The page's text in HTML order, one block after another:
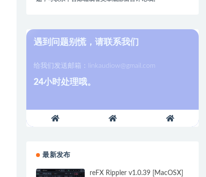
遇到问题别慌，请联系我们
给我们发送邮箱： linkaudiow@gmail.com
24小时处理哦。
最新发布
reFX Rippler v1.0.39 [MacOSX]